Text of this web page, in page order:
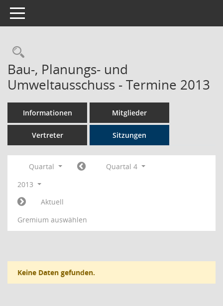
Toggle navigation
Rechercheauswahl
Bau-, Planungs- und
Umweltausschuss - Termine 2013
Informationen Mitglieder
Vertreter Sitzungen
Quartal
Quartal 4
2013
Aktuell
Gremium auswählen
Keine Daten gefunden.